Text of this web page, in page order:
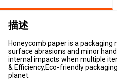
描述
Honeycomb paper is a
surface abrasions and minor
internal impacts when multiple
& Efficiency,Eco-friendly
planet.